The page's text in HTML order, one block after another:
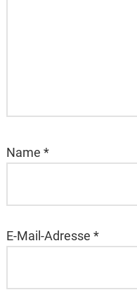
Name *
E-Mail-Adresse *